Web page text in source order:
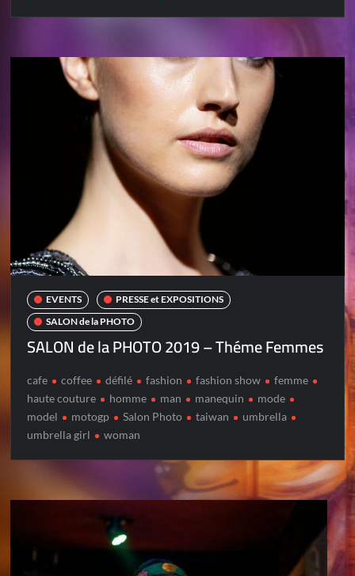
EVENTS
PRESSE et EXPOSITIONS
SALON de la PHOTO
SALON de la PHOTO 2019 – Théme Femmes
cafe coffee défilé fashion fashion show
femme
haute couture
homme man manequin
mode
model
motogp Salon Photo taiwan
umbrella
umbrella girl
woman